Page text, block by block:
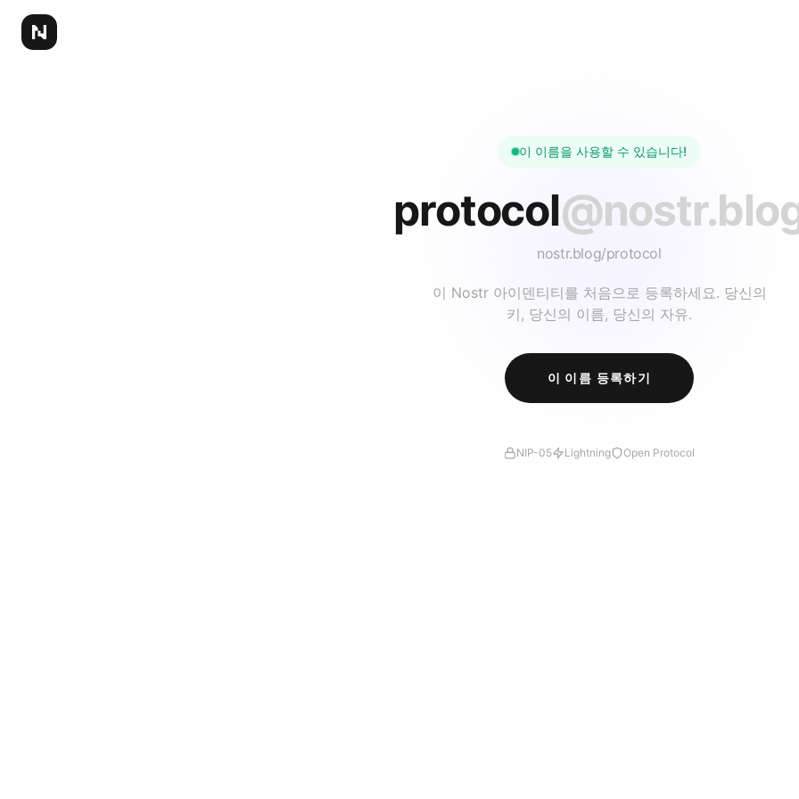
이 이름을 사용할 수 있습니다!
protocol
nostr.blog/protocol
이 Nostr 아이덴티티를 처음으로 등록하세요. 당신의
키, 당신의 이름, 당신의 자유.
이 이름 등록하기
NIP-05 Lightning Open Protocol